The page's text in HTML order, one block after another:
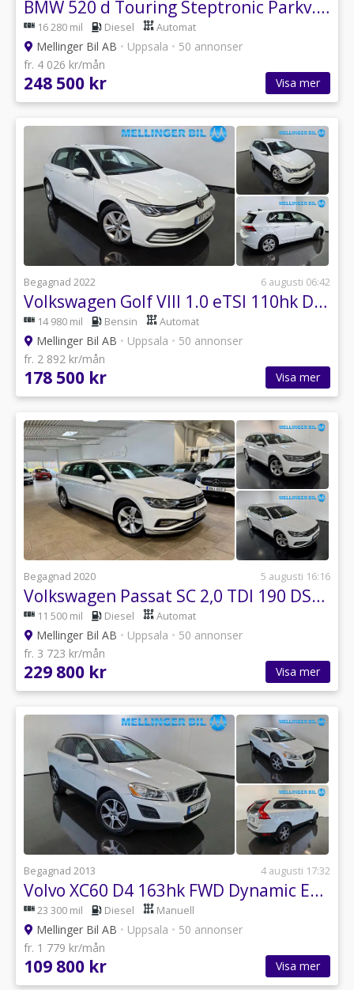
BMW 520 d Touring Steptronic Parkv. "MOMS"
16 280 mil Diesel Automat
Mellinger Bil AB • Uppsala • 50 annonser
fr. 4 026 kr/mån
248 500 kr Visa mer
Begagnad 2022 6 augusti 06:42
Volkswagen Golf VIII 1.0 eTSI 110hk DSG/AUT Parkv.|Backkamera
14 980 mil Bensin Automat
Mellinger Bil AB • Uppsala • 50 annonser
fr. 2 892 kr/mån
178 500 kr Visa mer
Begagnad 2020 5 augusti 16:16
Volkswagen Passat SC 2,0 TDI 190 DSG 4M GT Parkv./Dragpkt.
11 500 mil Diesel Automat
Mellinger Bil AB • Uppsala • 50 annonser
fr. 3 723 kr/mån
229 800 kr Visa mer
Begagnad 2013 4 augusti 17:32
Volvo XC60 D4 163hk FWD Dynamic Edition Drag
23 300 mil Diesel Manuell
Mellinger Bil AB • Uppsala • 50 annonser
fr. 1 779 kr/mån
109 800 kr Visa mer